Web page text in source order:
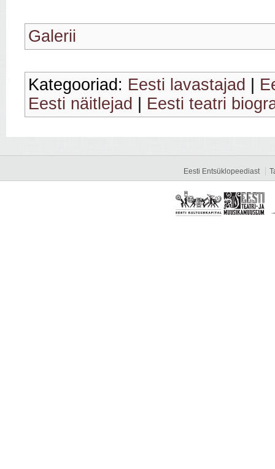
Galerii
Kategooriad: Eesti lavastajad
Eesti näitlejad
Eesti teatri
Eesti Entsüklopeediast